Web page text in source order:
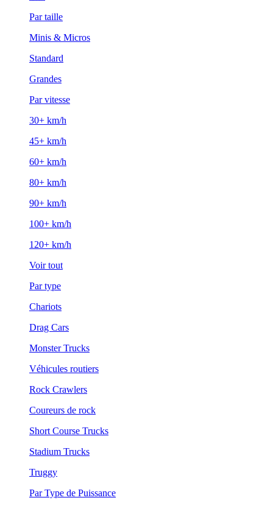
Par taille
Minis & Micros
Standard
Grandes
Par vitesse
30+ km/h
45+ km/h
60+ km/h
80+ km/h
90+ km/h
100+ km/h
120+ km/h
Voir tout
Par type
Chariots
Drag Cars
Monster Trucks
Véhicules routiers
Rock Crawlers
Coureurs de rock
Short Course Trucks
Stadium Trucks
Truggy
Par Type de Puissance